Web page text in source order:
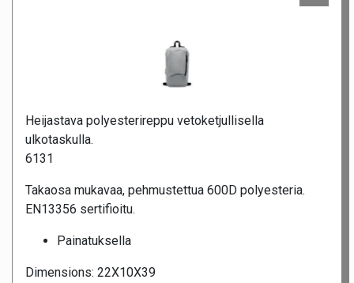
Heijastava polyesterireppu vetoketjullisella
ulkotaskulla.
6131
Takaosa mukavaa, pehmustettua 600D polyesteria.
EN13356 sertifioitu.
Painatuksella
Dimensions: 22X10X39